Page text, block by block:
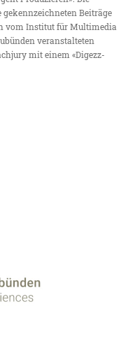
Beiträge
vom Institut für Multimedia
veranstalteten
mit einem «Digezz-